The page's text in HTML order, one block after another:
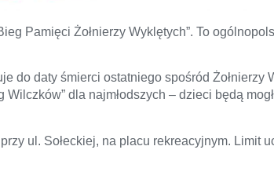
Pamięci Żołnierzy Wyklętych”. To
do daty śmierci ostatniego spośród Żołnierzy
dla najmłodszych – dzieci będą
ul. Sołeckiej, na placu rekreacyjnym. Limit